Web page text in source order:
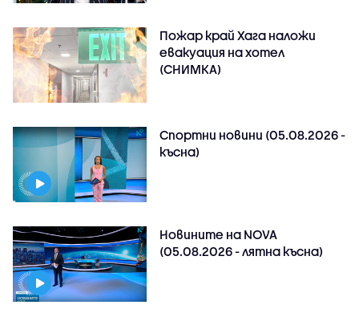
Пожар край Хага наложи
евакуация на хотел
(СНИМКА)
Спортни новини (05.08.2026 -
късна)
Новините на NOVA
(05.08.2026 - лятна късна)